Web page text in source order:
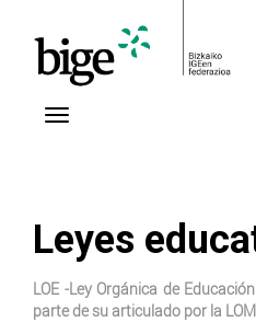
Leyes
LOE -Ley Orgánica de
parte de su articulado por la